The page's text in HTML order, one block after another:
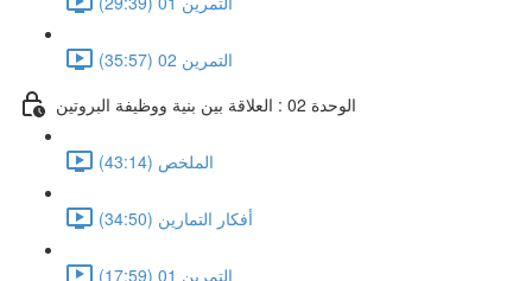
التمرين 02 (35:57)
الوحدة 02 : العلاقة بين بنية ووظيفة البروتين
الملخص (43:14)
أفكار التمارين (34:50)
التمرين 01 (17:59)